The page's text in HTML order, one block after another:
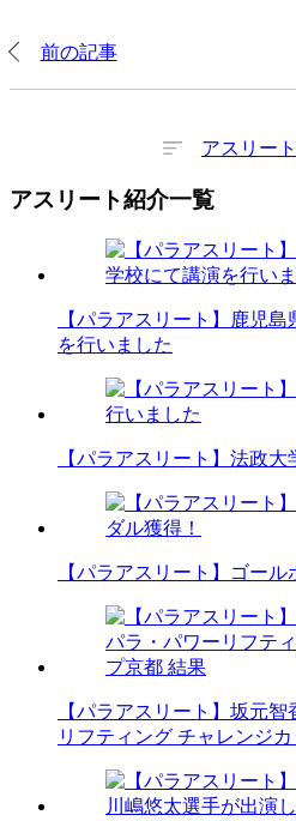
前の記事
アスリー
アスリート紹介一覧
【パラアスリート】鹿児
を行いました
【パラアスリート】法政
【パラアスリート】ゴー
【パラアスリート】坂元
リフティング チャレンジ